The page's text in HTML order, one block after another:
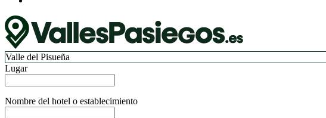
Valle del Pisueña
Lugar
Nombre del hotel o establecimiento